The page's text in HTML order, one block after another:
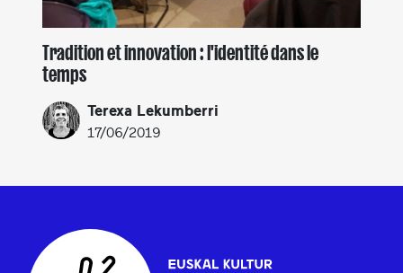
Tradition et innovation : l'identité dans le
temps
Terexa Lekumberri
17/06/2019